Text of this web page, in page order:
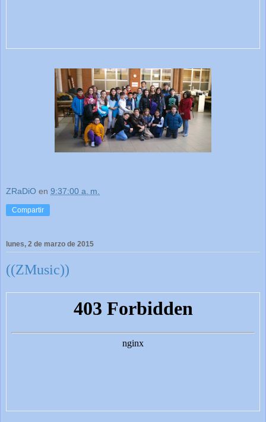
ZRaDiO en 9:37:00 a. m.
Compartir
lunes, 2 de marzo de 2015
((ZMusic))